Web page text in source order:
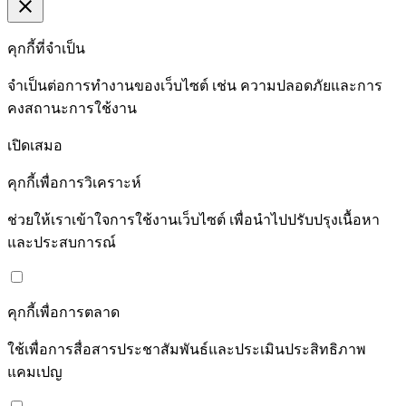
close
คุกกี้ที่จำเป็น
จำเป็นต่อการทำงานของเว็บไซต์ เช่น ความปลอดภัยและการ
คงสถานะการใช้งาน
เปิดเสมอ
คุกกี้เพื่อการวิเคราะห์
ช่วยให้เราเข้าใจการใช้งานเว็บไซต์ เพื่อนำไปปรับปรุงเนื้อหา
และประสบการณ์
คุกกี้เพื่อการตลาด
ใช้เพื่อการสื่อสารประชาสัมพันธ์และประเมินประสิทธิภาพ
แคมเปญ